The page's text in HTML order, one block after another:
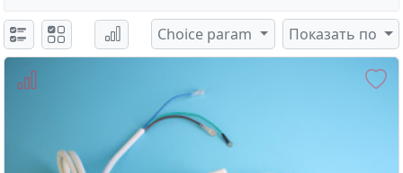
Choice param Показать по